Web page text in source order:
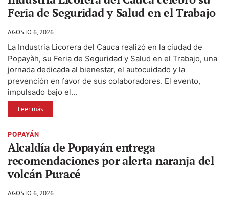
Feria de Seguridad y Salud en el Trabajo
AGOSTO 6, 2026
La Industria Licorera del Cauca realizó en la ciudad de
Popayàh, su Feria de Seguridad y Salud en el Trabajo, una
jornada dedicada al bienestar, el autocuidado y la
prevención en favor de sus colaboradores. El evento,
impulsado bajo el...
Leer más
POPAYÁN
Alcaldía de Popayán entrega
recomendaciones por alerta naranja del
volcán Puracé
AGOSTO 6, 2026